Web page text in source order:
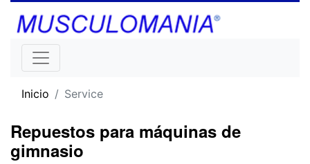
Inicio Service
Repuestos para máquinas de
gimnasio